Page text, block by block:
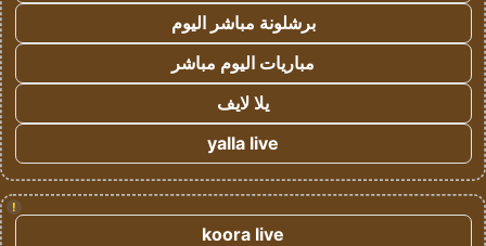
برشلونة مباشر اليوم
مباريات اليوم مباشر
يلا لايف
yalla live
!
koora live